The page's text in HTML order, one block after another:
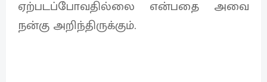
ஏற்படப்போவதில்லை என்பதை அவை
நன்கு அறிந்திருக்கும்.